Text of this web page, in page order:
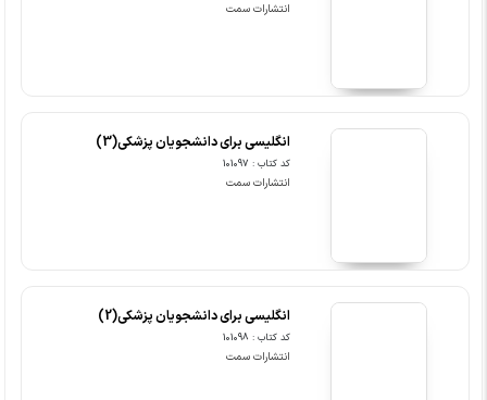
انتشارات سمت
انگلیسی برای دانشجویان پزشکی(3)
کد کتاب : 101097
انتشارات سمت
انگلیسی برای دانشجویان پزشکی(2)
کد کتاب : 101098
انتشارات سمت